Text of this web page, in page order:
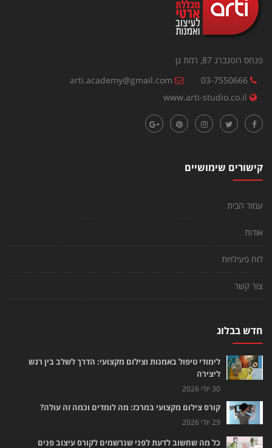
פנחס רוטנברג 87, רמת גן
03-7550666
arti.academy@gmail.com
www.arti-studio.co.il
קישורים שימושיים
עמוד הבית
אודות
לוח פעילויות
צור קשר
חדש בבלוג
לימודי טיפול באמנות וצילום מקצועי: הדרך לשלב בין רגש
ליצירה
30 יולי 2026
קורס צילום מקצועי במרכז: מה לומדים וכמה זה עולה?
29 יולי 2026
כל מה שחשוב לדעת לפני שנרשמים לקורס עיצוב פנים